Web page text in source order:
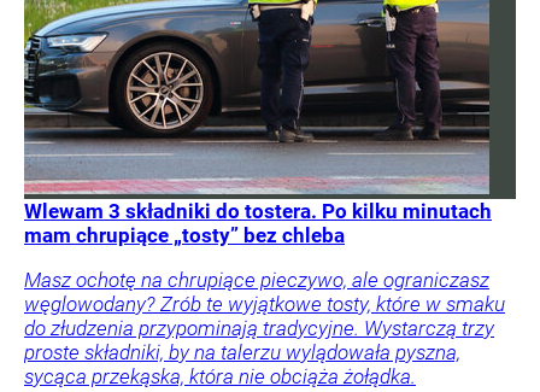
Wlewam 3 składniki do tostera. Po kilku minutach
mam chrupiące „tosty” bez chleba
Masz ochotę na chrupiące pieczywo, ale ograniczasz
węglowodany? Zrób te wyjątkowe tosty, które w smaku
do złudzenia przypominają tradycyjne. Wystarczą trzy
proste składniki, by na talerzu wylądowała pyszna,
sycąca przekąska, która nie obciąża żołądka.